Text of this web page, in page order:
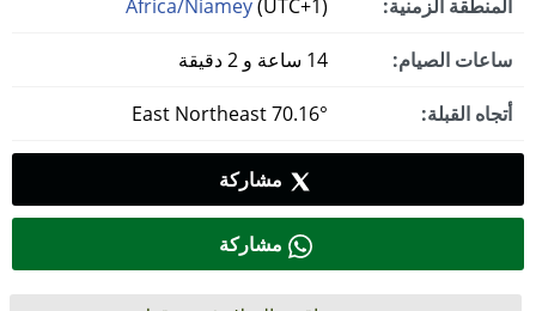
المنطقة الزمنية: Africa/Niamey(UTC+1)
ساعات الصيام:
أتجاه القبلة:
مشاركة
مشاركة